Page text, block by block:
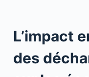
L’impact
des